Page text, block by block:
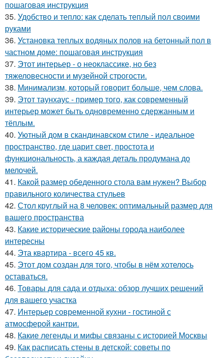
пошаговая инструкция
35. Удобство и тепло: как сделать теплый пол своими
руками
36. Установка теплых водяных полов на бетонный пол в
частном доме: пошаговая инструкция
37. Этот интерьер - о неоклассике, но без
тяжеловесности и музейной строгости.
38. Минимализм, который говорит больше, чем слова.
39. Этот таунхаус - пример того, как современный
интерьер может быть одновременно сдержанным и
тёплым.
40. Уютный дом в скандинавском стиле - идеальное
пространство, где царит свет, простота и
функциональность, а каждая деталь продумана до
мелочей.
41. Какой размер обеденного стола вам нужен? Выбор
правильного количества стульев
42. Стол круглый на 8 человек: оптимальный размер для
вашего пространства
43. Какие исторические районы города наиболее
интересны
44. Эта квартира - всего 45 кв.
45. Этот дом создан для того, чтобы в нём хотелось
оставаться.
46. Товары для сада и отдыха: обзор лучших решений
для вашего участка
47. Интерьер современной кухни - гостиной с
атмосферой кантри.
48. Какие легенды и мифы связаны с историей Москвы
49. Как расписать стены в детской: советы по